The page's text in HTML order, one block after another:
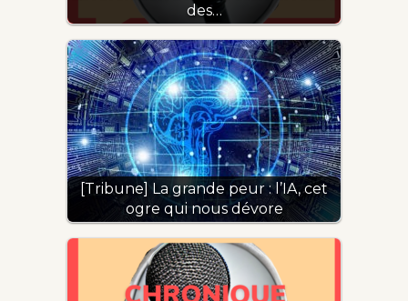
des…
[Tribune] La grande peur : l’IA, cet
ogre qui nous dévore